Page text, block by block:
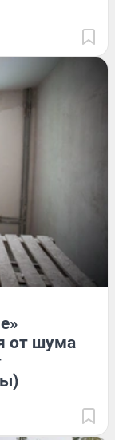
от шума